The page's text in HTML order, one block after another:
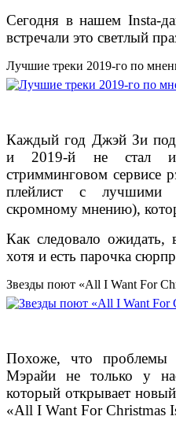
Сегодня в нашем Insta-
встречали это светлый
Лучшие треки 2019-го по
Каждый год Джэй Зи
и 2019-й не стал
стримминговом сервисе
плейлист с лучшими
скромному мнению),
Как следовало ожидать,
хотя и есть парочка
Звезды поют «All I Want For
Похоже, что проблемы
Мэрайи не только у
который открывает
«All I Want For Christmas